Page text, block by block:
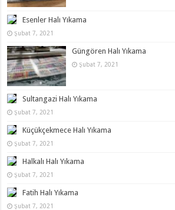
Esenler Halı Yıkama
Şubat 7, 2021
Güngören Halı Yıkama
Şubat 7, 2021
Sultangazi Halı Yıkama
Şubat 7, 2021
Küçükçekmece Halı Yıkama
Şubat 7, 2021
Halkalı Halı Yıkama
Şubat 7, 2021
Fatih Halı Yıkama
Şubat 7, 2021